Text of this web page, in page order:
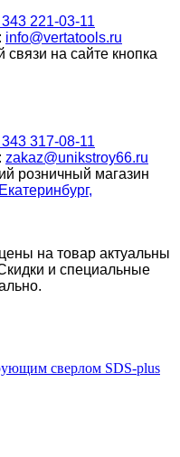
221-03-11
info@vertatools.ru
на сайте кнопка
317-08-11
zakaz@unikstroy66.ru
розничный магазин
на товар актуальны
и специальные
сверлом SDS-рlus